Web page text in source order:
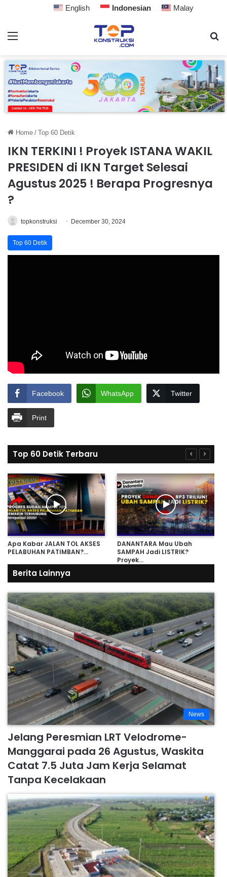
English Indonesian Malay
Home / Top 60 Detik
IKN TERKINI ! Proyek ISTANA WAKIL
PRESIDEN di IKN Target Selesai
Agustus 2025 ! Berapa Progresnya
?
topkonstruksi December 30, 2024
Top 60 Detik
Facebook WhatsApp Twitter
Print
Top 60 Detik Terbaru
Apa Kabar JALAN TOL AKSES
PELABUHAN PATIMBAN?…
DANANTARA Mau Ubah
SAMPAH Jadi LISTRIK?
Proyek…
Berita Lainnya
News
Jelang Peresmian LRT Velodrome-
Manggarai pada 26 Agustus, Waskita
Catat 7.5 Juta Jam Kerja Selamat
Tanpa Kecelakaan